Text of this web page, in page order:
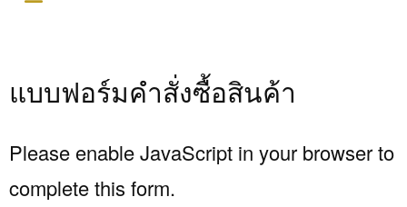
แบบฟอร์มคำสั่งซื้อสินค้า
Please enable JavaScript in your browser to
complete this form.